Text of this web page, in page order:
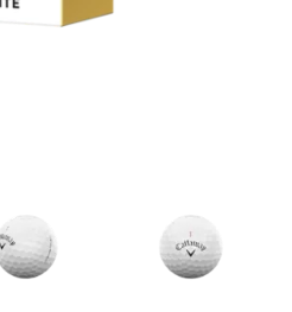
Rukavice
Bagy